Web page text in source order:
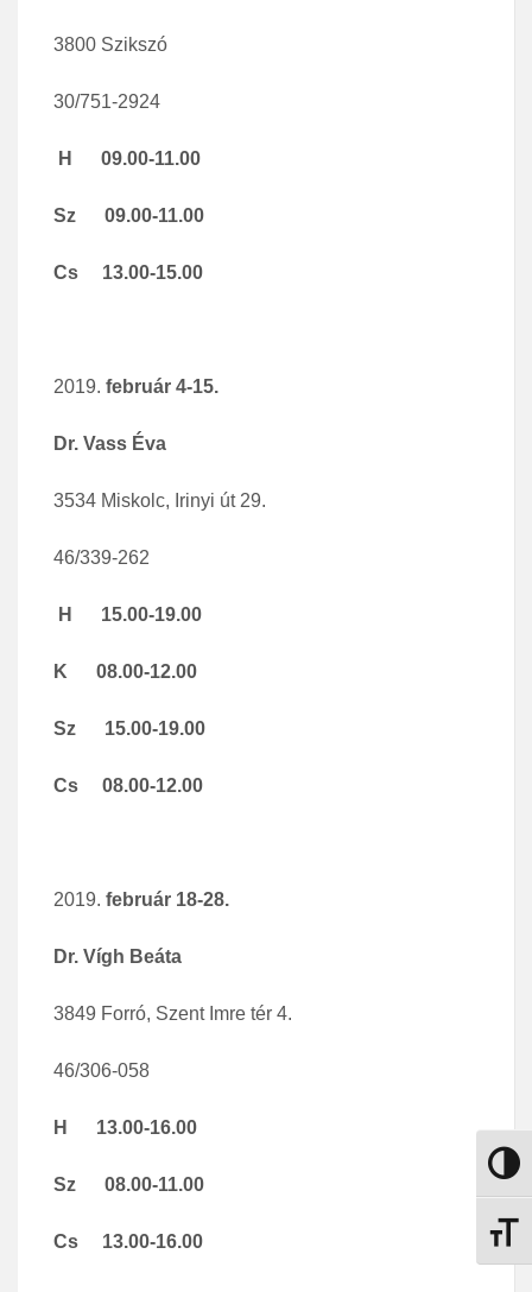
Nagy
3800 Szikszó
30/751-2924
H 09.00-11.00
Sz 09.00-11.00
Cs 13.00-15.00
február 4-15.
Dr. Vass Éva
3534 Miskolc, Irinyi út 29.
46/339-262
H 15.00-19.00
K 08.00-12.00
Sz 15.00-19.00
Cs 08.00-12.00
február 18-28.
Dr. Vígh Beáta
3849 Forró, Szent Imre tér 4.
46/306-058
H 13.00-16.00
Sz 08.00-11.00
Cs 13.00-16.00